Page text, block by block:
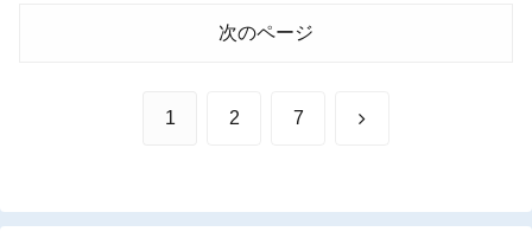
次のページ
1 2 7 次